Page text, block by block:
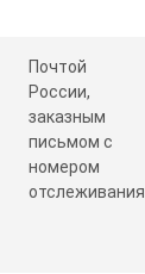
Почтой
России,
заказным
письмом с
номером
отслеживания